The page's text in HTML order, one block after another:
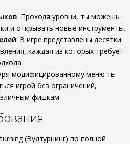
: Проходя уровни, ты можешь
и открывать новые инструменты.
: В игре представлены десятки
каждая из которых требует
модифицированному меню ты
игрой без ограничений,
фишкам.
(Вудтурнинг) по полной